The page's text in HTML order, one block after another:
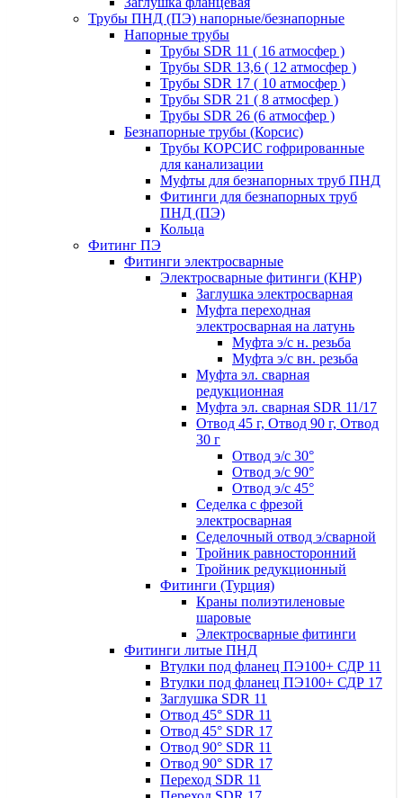
Трубы ПНД (ПЭ) напорные/безнапорные
Напорные трубы
Трубы SDR 11 ( 16 атмосфер )
Трубы SDR 13,6 ( 12 атмосфер )
Трубы SDR 17 ( 10 атмосфер )
Трубы SDR 21 ( 8 атмосфер )
Трубы SDR 26 (6 атмосфер )
Безнапорные трубы (Корсис)
Трубы КОРСИС гофрированные
для канализации
Муфты для безнапорных труб ПНД
Фитинги для безнапорных труб
ПНД (ПЭ)
Кольца
Фитинг ПЭ
Фитинги электросварные
Электросварные фитинги (КНР)
Заглушка электросварная
Муфта переходная
электросварная на латунь
Муфта э/с н. резьба
Муфта э/с вн. резьба
Муфта эл. cварная
редукционная
Муфта эл. сварная SDR 11/17
Отвод 45 г, Отвод 90 г, Отвод
30 г
Отвод э/с 30°
Отвод э/с 90°
Отвод э/с 45°
Седелка с фрезой
электросварная
Седелочный отвод э/сварной
Тройник равносторонний
Тройник редукционный
Фитинги (Турция)
Краны полиэтиленовые
шаровые
Электросварные фитинги
Фитинги литые ПНД
Втулки под фланец ПЭ100+ СДР 11
Втулки под фланец ПЭ100+ СДР 17
Заглушка SDR 11
Отвод 45° SDR 11
Отвод 45° SDR 17
Отвод 90° SDR 11
Отвод 90° SDR 17
Переход SDR 11